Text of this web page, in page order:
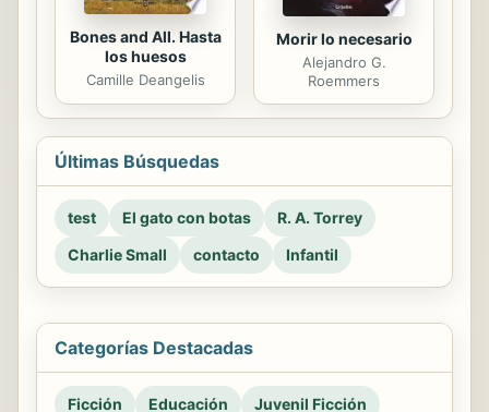
Bones and All. Hasta
los huesos
Camille Deangelis
Morir lo necesario
Alejandro G.
Roemmers
Últimas Búsquedas
test El gato con botas
R. A. Torrey
Charlie Small
contacto Infantil
Categorías Destacadas
Ficción Educación Juvenil Ficción